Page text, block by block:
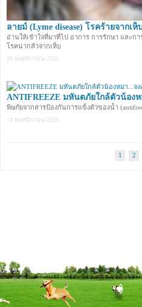
ลายม์ (Lyme disease) โรคร้ายจากเ
อ่านให้เข้าใจที่มาที่ไป อาการ การรักษา และก
โรคน่ากลัวจากเห็บ
20 พฤศจิกายน 2556
ANTIFREEZE มหันตภัยใกล้ตัวน้อง
พิษภัยจากสารป้องกันการแข็งตัวของน้ำ
13 พฤศจิกายน 2556
1 2